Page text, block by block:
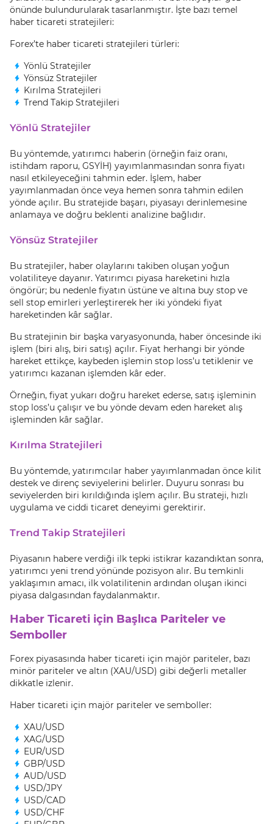
önünde bulundurularak tasarlanmıştır. İşte bazı temel
haber ticareti stratejileri:
Forex’te haber ticareti stratejileri türleri:
Yönlü Stratejiler
Yönsüz Stratejiler
Kırılma Stratejileri
Trend Takip Stratejileri
Yönlü Stratejiler
Bu yöntemde, yatırımcı haberin (örneğin faiz oranı,
istihdam raporu, GSYİH) yayımlanmasından sonra fiyatı
nasıl etkileyeceğini tahmin eder. İşlem, haber
yayımlanmadan önce veya hemen sonra tahmin edilen
yönde açılır. Bu stratejide başarı, piyasayı derinlemesine
anlamaya ve doğru beklenti analizine bağlıdır.
Yönsüz Stratejiler
Bu stratejiler, haber olaylarını takiben oluşan yoğun
volatiliteye dayanır. Yatırımcı piyasa hareketini hızla
öngörür; bu nedenle fiyatın üstüne ve altına buy stop ve
sell stop emirleri yerleştirerek her iki yöndeki fiyat
hareketinden kâr sağlar.
Bu stratejinin bir başka varyasyonunda, haber öncesinde iki
işlem (biri alış, biri satış) açılır. Fiyat herhangi bir yönde
hareket ettikçe, kaybeden işlemin stop loss’u tetiklenir ve
yatırımcı kazanan işlemden kâr eder.
Örneğin, fiyat yukarı doğru hareket ederse, satış işleminin
stop loss’u çalışır ve bu yönde devam eden hareket alış
işleminden kâr sağlar.
Kırılma Stratejileri
Bu yöntemde, yatırımcılar haber yayımlanmadan önce kilit
destek ve direnç seviyelerini belirler. Duyuru sonrası bu
seviyelerden biri kırıldığında işlem açılır. Bu strateji, hızlı
uygulama ve ciddi ticaret deneyimi gerektirir.
Trend Takip Stratejileri
Piyasanın habere verdiği ilk tepki istikrar kazandıktan sonra,
yatırımcı yeni trend yönünde pozisyon alır. Bu temkinli
yaklaşımın amacı, ilk volatilitenin ardından oluşan ikinci
piyasa dalgasından faydalanmaktır.
Haber Ticareti için Başlıca Pariteler ve
Semboller
Forex piyasasında haber ticareti için majör pariteler, bazı
minör pariteler ve altın (XAU/USD) gibi değerli metaller
dikkatle izlenir.
Haber ticareti için majör pariteler ve semboller:
XAU/USD
XAG/USD
EUR/USD
GBP/USD
AUD/USD
USD/JPY
USD/CAD
USD/CHF